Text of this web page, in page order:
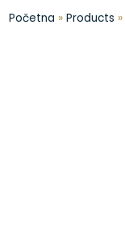
Početna » Products »